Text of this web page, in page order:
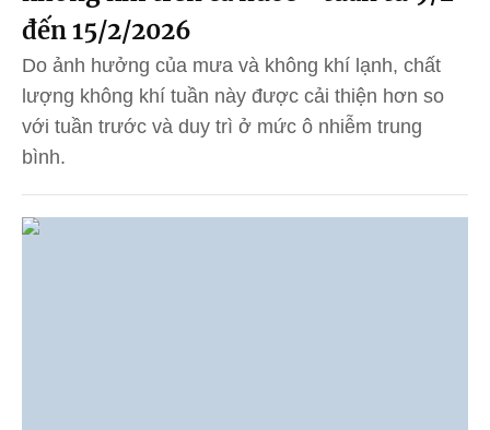
đến 15/2/2026
Do ảnh hưởng của mưa và không khí lạnh, chất
lượng không khí tuần này được cải thiện hơn so
với tuần trước và duy trì ở mức ô nhiễm trung
bình.